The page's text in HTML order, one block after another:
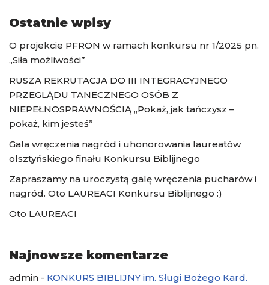
Ostatnie wpisy
O projekcie PFRON w ramach konkursu nr 1/2025 pn.
„Siła możliwości”
RUSZA REKRUTACJA DO III INTEGRACYJNEGO
PRZEGLĄDU TANECZNEGO OSÓB Z
NIEPEŁNOSPRAWNOŚCIĄ „Pokaż, jak tańczysz –
pokaż, kim jesteś”
Gala wręczenia nagród i uhonorowania laureatów
olsztyńskiego finału Konkursu Biblijnego
Zapraszamy na uroczystą galę wręczenia pucharów i
nagród. Oto LAUREACI Konkursu Biblijnego :)
Oto LAUREACI
Najnowsze komentarze
admin - KONKURS BIBLIJNY im. Sługi Bożego Kard.